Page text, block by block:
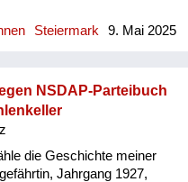
Ich kann mich
Steiermark 9. Mai 2025
NSDAP-Parteibuch
die Geschichte meiner
Jahrgang 1927,